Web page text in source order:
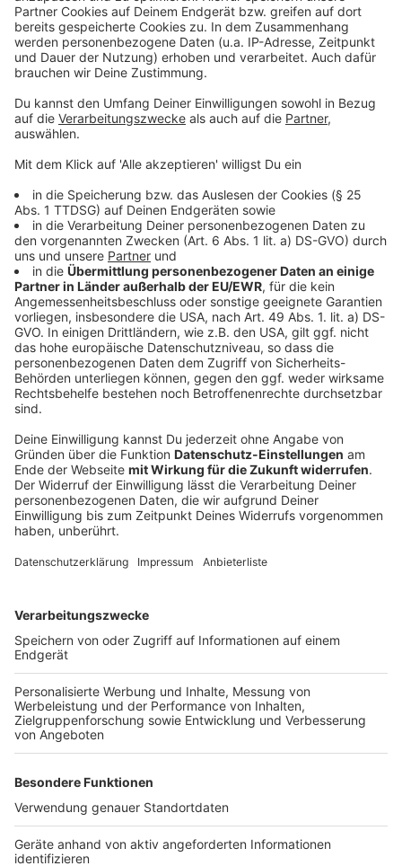
Schilderwuchs in der Landschaft wolle man unbedingt
vermeiden.
Für die Entwicklung und Umsetzung eines solch
vor allem auch Kooperationsarbeit nötig. Das Projekt
„Waldrast – grünes „i“ ist beispielhaft für diesen
gemeinschaftlichen Arbeitsprozess: Die Idee muss in
ein überzeugendes, originelles Konzept mit allen
notwendigen Vorgaben und Richtlinien verarbeitet
werden. Die Grundstückseigentümer*innen müssen
befragt werden und schließlich auch ihr Einverständnis
für das Projekt geben. Bei der
Leader-Region
Wittgensteinwird ein Förderantrag gestellt und
bestenfalls auch bewilligt. Der Konzeptentwurf wird
derStadt Bad Berleburg und der Naturschutzbehörde
desKreises Siegen-Wittgensteinvorgelegt und
geprüft. Nach der behördlichen Zustimmung geht es in
die planerische und gestalterische Umsetzung. Dabei
kommen regionale Handwerksbetriebe zum Einsatz
und setzen die Idee praktisch um. Und dann – am
langen Ende des kooperativen Weges steht die
"Waldrast" endlich in der Natur.
Aber etwas fehlt doch noch? Genau – die
ehrenamtlichen Helfer*innen, die sich im Wanderalltag
ehrgeizig um das neue Projekt kümmern. Jede
kümmern und ein Auge auf den Standort haben. „Dieser
Einsatz ist vorbildlich und zeigt beispielhaftes
Engagement und eine große Verbundenheit der
Bürger“, lobt Andreas Bernshausen. Die jeweiligen
Erlöse aus den Spendenboxen kommen den lokalen
Dorf- und Heimatvereinen zugute.
Wegen:Arfeld(Aussichtskanzel an der Via Celtica und
Via Adrina),Beddelhausen(Brücke am Ederhöhenpfad
und Ederradweg),Dotzlar(Dorfmitte/Nähe Friedhof
an der Via Celtica und Bei der Hullerkeppe),